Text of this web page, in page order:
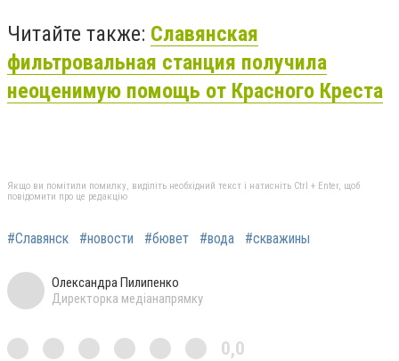
Читайте также: Славянская
фильтровальная станция получила
неоценимую помощь от Красного Креста
Якщо ви помітили помилку, виділіть необхідний текст і натисніть Ctrl + Enter, щоб
повідомити про це редакцію
#Славянск #новости #бювет #вода #скважины
Олександра Пилипенко
Директорка медіанапрямку
0,0